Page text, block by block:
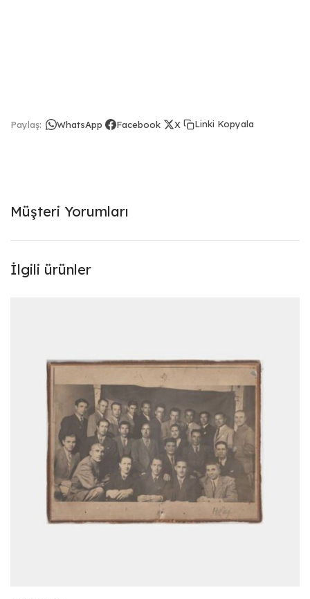
Paylaş: WhatsApp Facebook X Linki Kopyala
Müşteri Yorumları
İlgili ürünler